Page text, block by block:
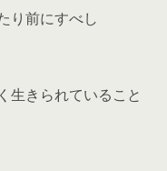
り前にすべし
生きられていること